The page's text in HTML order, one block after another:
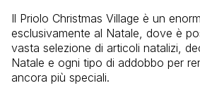
Il Priolo Christmas Village è un
esclusivamente al Natale, dove è
vasta selezione di articoli natalizi,
Natale e ogni tipo di addobbo per
ancora più speciali.